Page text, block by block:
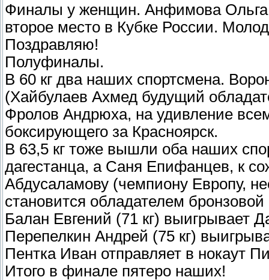
Финалы у женщин. Анфимова Ольга
второе место в Кубке России.
Поздравляю!
Полуфиналы.
В 60 кг два наших спортсмена.
(Хайбулаев Ахмед будущий
Фролов Андрюха, на удивление
боксирующего за Красноярск.
В 63,5 кг тоже вышли оба наших
дагестанца, а Саня Епифанцев, к
Абдусаламову (чемпиону Европу,
становится обладателем
Балан Евгений (71 кг) выигрывает
Перепелкин Андрей (75 кг)
Пентка Иван отправляет в нокаут
Итого в финале пятеро наших!